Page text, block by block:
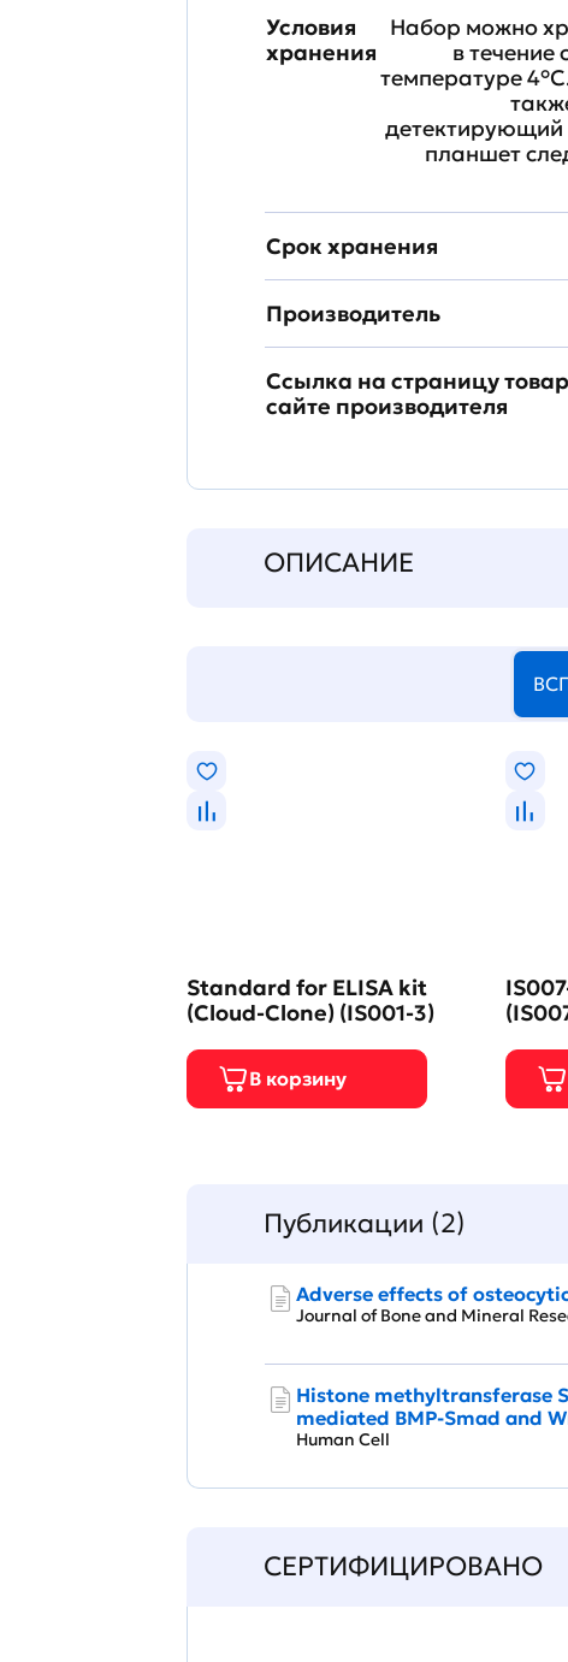
Условия
хранения
Набор можно
в течение
температуре
детектирующий
планшет
Срок хранения
Производитель
Ссылка на страницу
сайте производителя
ОПИСАНИЕ
Standard for ELISA kit
(Cloud-Clone) (IS001-3)
Публикации (2)
Adverse effects of
Journal of Bone and Mineral
Histone methyltransferase
mediated BMP-Smad and
Human Cell
СЕРТИФИЦИРОВАНО